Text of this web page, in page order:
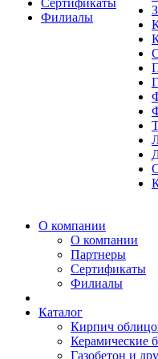
Сертификаты
Филиалы
О компании
О компании
Партнеры
Сертификаты
Филиалы
Каталог
Кирпич
Керамические
Газобетон и